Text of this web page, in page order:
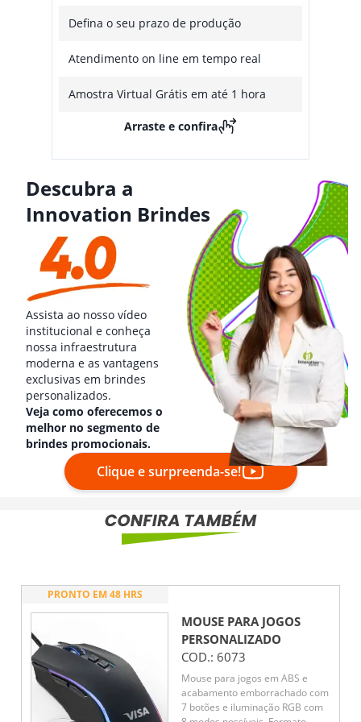
Defina o seu prazo de produção
Atendimento on line em tempo real
Amostra Virtual Grátis em até 1 hora
Arraste e confira
Descubra a
Innovation Brindes
Assista ao nosso vídeo
institucional e conheça
nossa infraestrutura
moderna e as vantagens
exclusivas em brindes
personalizados.
Veja como oferecemos o
melhor no segmento de
brindes promocionais.
Clique e surpreenda-se!
PRONTO EM 48 HRS
MOUSE PARA JOGOS
PERSONALIZADO
COD.: 6073
Mouse para jogos em ABS e
acabamento emborrachado com
7 botões e iluminação RGB com